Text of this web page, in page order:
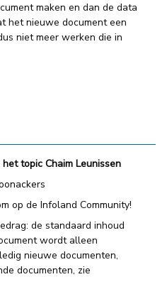
maken en dan de data
het nieuwe document een
niet meer werken die in
topic Chaim Leunissen
op de Infoland Community!
de standaard inhoud
wordt alleen
nieuwe documenten,
documenten, zie